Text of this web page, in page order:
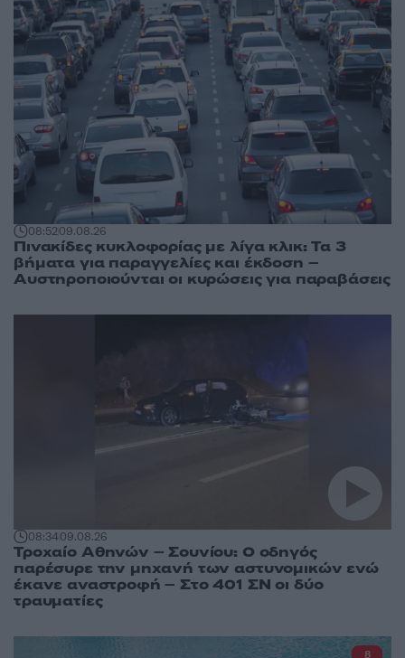
08:5209.08.26
Πινακίδες κυκλοφορίας με λίγα κλικ: Τα 3
βήματα για παραγγελίες και έκδοση –
Αυστηροποιούνται οι κυρώσεις για παραβάσεις
08:3409.08.26
Τροχαίο Αθηνών – Σουνίου: Ο οδηγός
παρέσυρε την μηχανή των αστυνομικών ενώ
έκανε αναστροφή – Στο 401 ΣΝ οι δύο
τραυματίες
8